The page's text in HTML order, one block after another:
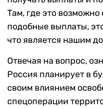
Там, где это возможно
подобные выплаты,
что является нашим
Отвечая на вопрос,
Россия планирует в
своим влиянием
спецоперации